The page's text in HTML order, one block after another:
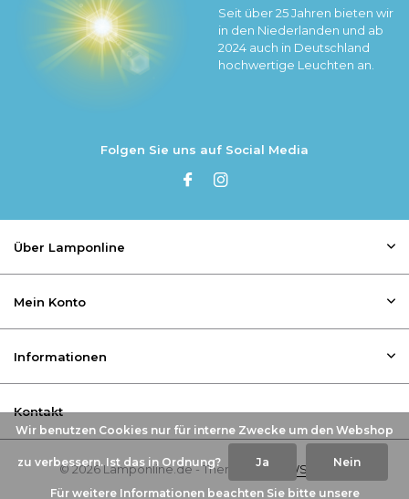
Seit über 25 Jahren bieten wir
in den Niederlanden und ab
2024 auch in Deutschland
hochwertige Leuchten an.
Folgen Sie uns auf Social Media
Über Lamponline
Mein Konto
Informationen
Kontakt
© 2026 Lamponline.de - Theme ByDMWS Plus+
Wir benutzen Cookies nur für interne Zwecke um den Webshop
zu verbessern. Ist das in Ordnung? Ja Nein
Für weitere Informationen beachten Sie bitte unsere